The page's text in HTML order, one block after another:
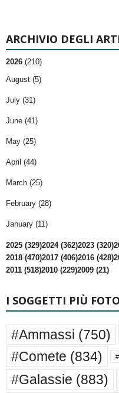
ARCHIVIO DEGLI
2026 (210)
August (5)
July (31)
June (41)
May (25)
April (44)
March (25)
February (28)
January (11)
2025 (329)2024 (362)2023 (320)
2018 (470)2017 (406)2016 (428)
2011 (518)2010 (229)2009 (21)
I SOGGETTI PIÙ
#Ammassi (750)
#Comete (834)
#Galassie (883)